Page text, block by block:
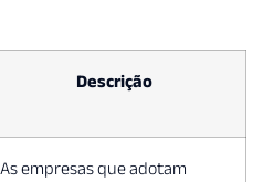
Descrição
As empresas que adotam